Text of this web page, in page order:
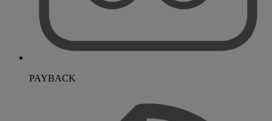
PAYBACK